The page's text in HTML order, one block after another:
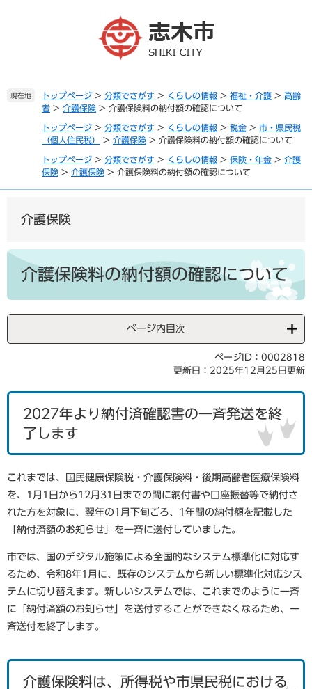
現在地 トップページ > 分類でさがす > くらしの情報 > 福祉・介護 > 高齢
者 > 介護保険 > 介護保険料の納付額の確認について
トップページ > 分類でさがす > くらしの情報 > 税金 > 市・県民税
（個人住民税）
> 介護保険 > 介護保険料の納付額の確認について
トップページ > 分類でさがす > くらしの情報 > 保険・年金 > 介護
保険 > 介護保険 > 介護保険料の納付額の確認について
介護保険
本
介護保険料の納付額の確認について
ページ内目次
ページID：0002818
更新日：2025年12月25日更新
2027年より納付済確認書の一斉発送を終
了します
これまでは、国民健康保険税・介護保険料・後期高齢者医療保険料
を、1月1日から12月31日までの間に納付書や口座振替等で納付さ
れた方を対象に、翌年の1月下旬ごろ、1年間の納付額を記載した
「納付済額のお知らせ」を一斉に送付していました。
市では、国のデジタル施策による全国的なシステム標準化に対応す
るため、令和8年1月に、既存のシステムから新しい標準化対応シス
テムに切り替えます。新しいシステムでは、これまでのように一斉
に「納付済額のお知らせ」を送付することができなくなるため、一
斉送付を終了します。
介護保険料は、所得税や市県民税における